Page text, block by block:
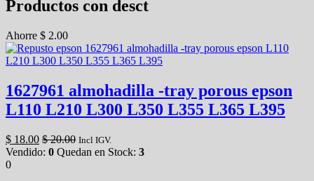
Productos con desct
Ahorre $ 2.00
1627961 almohadilla -tray porous epson
L110 L210 L300 L350 L355 L365 L395
$ 18.00 $20.00 Incl IGV.
Vendido: 0 Quedan en Stock: 3
0